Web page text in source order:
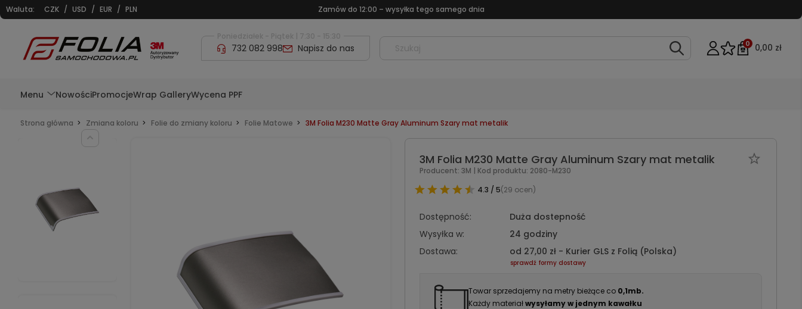
Waluta: CZK / USD / EUR / PLN Największy wybór folii w Polsce – tylko znane marki
Poniedziałek - Piątek | 7:30 - 15:30
732 082 998 Napisz do nas 0,00 zł
0
Menu NowościPromocjeWrap GalleryWycena PPF
Strona główna Zmiana koloru Folie do zmiany koloru Folie Matowe 3M Folia M230 Matte Gray Aluminum Szary mat metalik
3M Folia M230 Matte Gray Aluminum Szary mat metalik
Producent: 3M | Kod produktu: 2080-M230
4.3 / 5(29 ocen)
Dostępność:
Duża dostepność
Wysyłka w:
24 godziny
Dostawa:
od 27,00 zł - Kurier GLS z Folią (Polska)
sprawdź formy dostawy
Towar sprzedajemy na metry bieżące co 0,1mb.
Każdy materiałwysyłamy w jednym kawałku